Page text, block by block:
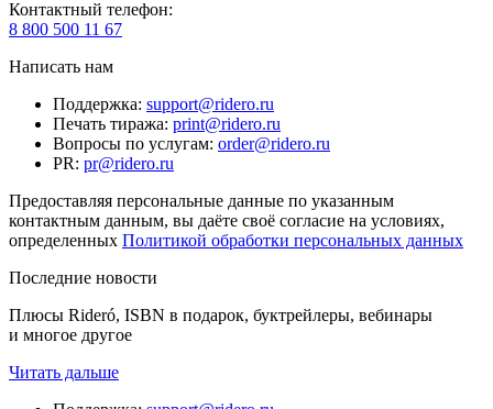
Контактный телефон:
8 800 500 11 67
Написать нам
Поддержка: support@ridero.ru
Печать тиража: print@ridero.ru
Вопросы по услугам: order@ridero.ru
PR: pr@ridero.ru
Предоставляя персональные данные по указанным
контактным данным, вы даёте своё согласие на условиях,
определенных Политикой обработки персональных данных
Последние новости
Плюсы Rideró, ISBN в подарок, буктрейлеры, вебинары
и многое другое
Читать дальше